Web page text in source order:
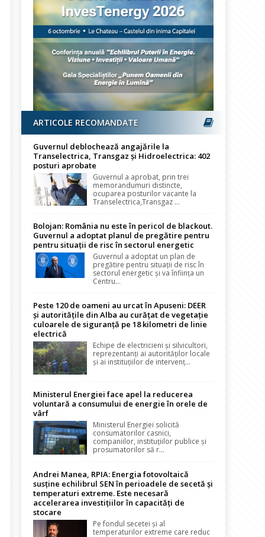
ARTICOLE RECOMANDATE
Guvernul deblochează angajările la
Transelectrica, Transgaz și Hidroelectrica: 402
posturi aprobate
Guvernul a aprobat, prin trei
memorandumuri distincte,
ocuparea posturilor vacante la
Transelectrica,Transgaz ...
Bolojan: România nu este în pericol de blackout.
Guvernul a adoptat planul de pregătire pentru
pentru situații de risc în sectorul energetic
Guvernul a adoptat un plan de
pregătire pentru situații de risc în
sectorul energetic și va înființa un
Centru...
Peste 120 de oameni au urcat în Apuseni: DEER
și autoritățile din Alba au curățat de vegetație
culoarele de siguranță pe 18 kilometri de linie
electrică
Echipe de electricieni și silvicultori,
reprezentanți ai autorităților locale
și ai instituțiilor de intervenț...
Ministerul Energiei face apel la reducerea
voluntară a consumului de energie în orele de
vârf
Ministerul Energiei solicită
consumatorilor casnici,
companiilor, instituțiilor publice și
prosumatorilor să r...
Andrei Manea, RPIA: Energia fotovoltaică
susține echilibrul SEN în perioadele de secetă și
temperaturi extreme. Este necesară
accelerarea investițiilor în capacități de
stocare
Pe fondul secetei și al
temperaturilor extreme care reduc